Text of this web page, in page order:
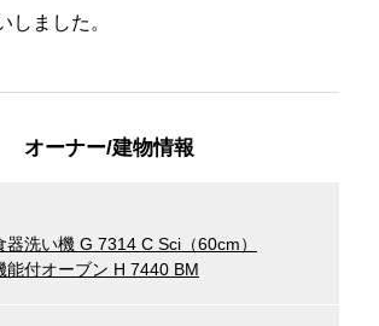
しました。
オーナー/建物情報
器洗い機 G 7314 C Sci（60cm）
能付オーブン H 7440 BM